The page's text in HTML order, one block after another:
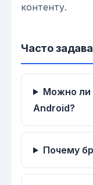
контенту.
Часто
Можно ли
Android?
Почему